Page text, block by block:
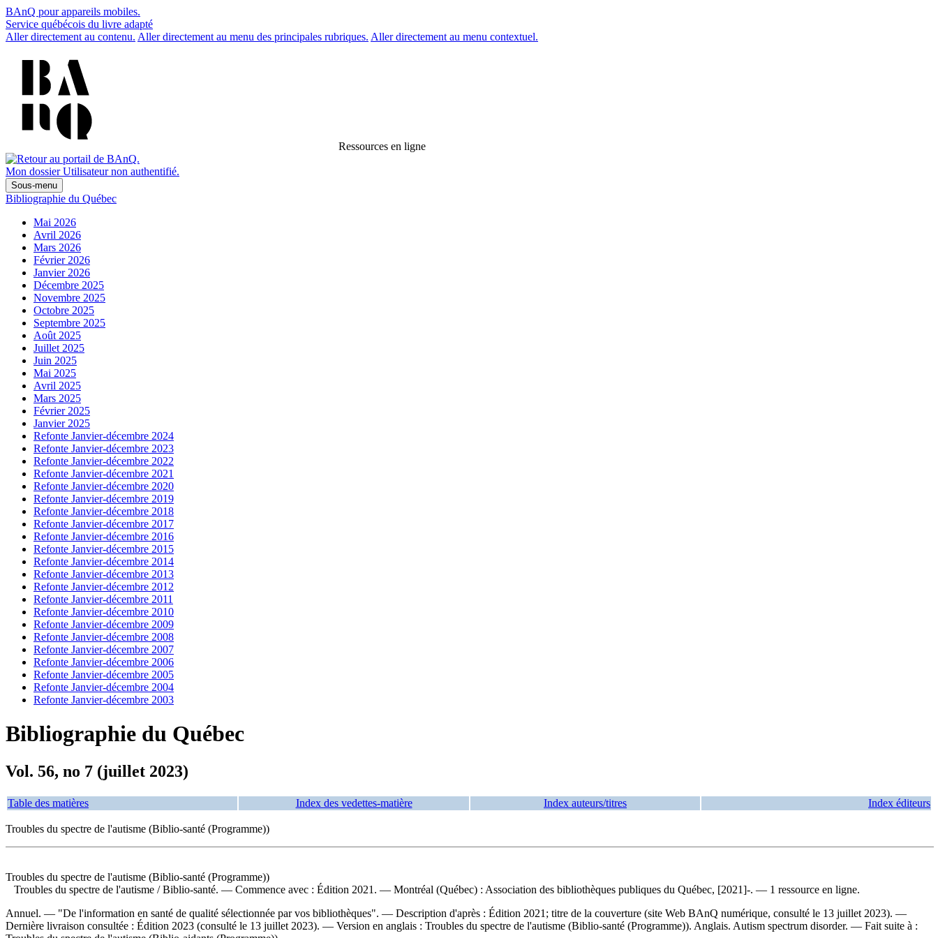
BAnQ pour appareils mobiles.
Service québécois du livre adapté
Aller directement au contenu. Aller directement au menu des principales rubriques. Aller directement au menu contextuel.
Ressources en ligne
Mon dossier Utilisateur non authentifié.
Sous-menu
Bibliographie du Québec
Mai 2026
Avril 2026
Mars 2026
Février 2026
Janvier 2026
Décembre 2025
Novembre 2025
Octobre 2025
Septembre 2025
Août 2025
Juillet 2025
Juin 2025
Mai 2025
Avril 2025
Mars 2025
Février 2025
Janvier 2025
Refonte Janvier-décembre 2024
Refonte Janvier-décembre 2023
Refonte Janvier-décembre 2022
Refonte Janvier-décembre 2021
Refonte Janvier-décembre 2020
Refonte Janvier-décembre 2019
Refonte Janvier-décembre 2018
Refonte Janvier-décembre 2017
Refonte Janvier-décembre 2016
Refonte Janvier-décembre 2015
Refonte Janvier-décembre 2014
Refonte Janvier-décembre 2013
Refonte Janvier-décembre 2012
Refonte Janvier-décembre 2011
Refonte Janvier-décembre 2010
Refonte Janvier-décembre 2009
Refonte Janvier-décembre 2008
Refonte Janvier-décembre 2007
Refonte Janvier-décembre 2006
Refonte Janvier-décembre 2005
Refonte Janvier-décembre 2004
Refonte Janvier-décembre 2003
Bibliographie du Québec
Vol. 56, no 7 (juillet 2023)
Table des matières Index des vedettes-matière Index auteurs/titres Index éditeurs
Troubles du spectre de l'autisme (Biblio-santé (Programme))
Troubles du spectre de l'autisme (Biblio-santé (Programme))
Troubles du spectre de l'autisme / Biblio-santé. — Commence avec : Édition 2021. — Montréal (Québec) : Association des bibliothèques publiques du Québec, [2021]-. — 1 ressource en ligne.
Annuel. — "De l'information en santé de qualité sélectionnée par vos bibliothèques". — Description d'après : Édition 2021; titre de la couverture (site Web BAnQ numérique, consulté le 13 juillet 2023). —
Dernière livraison consultée : Édition 2023 (consulté le 13 juillet 2023). — Version en anglais : Troubles du spectre de l'autisme (Biblio-santé (Programme)). Anglais. Autism spectrum disorder. — Fait suite à :